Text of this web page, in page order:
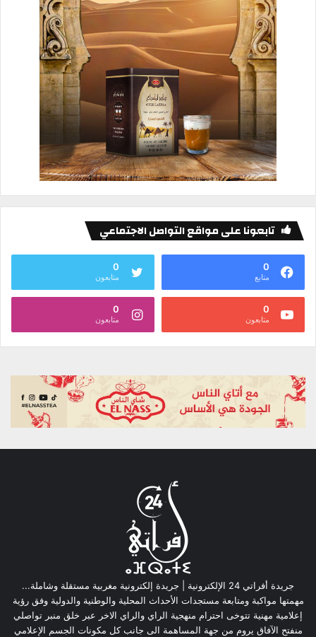
تابعونا على مواقع التواصل الاجتماعي
0
متابع
0
متابعون
0
متابعون
0
متابعون
جريدة أفراتي 24 الإلكترونية | جريدة إلكترونية مغربية مستقلة وشاملة...
مهمتها مواكبة ومتابعة مستجدات الأحداث المحلية والوطنية والدولية وفق رؤية
إعلامية مهنية تتوخى احترام منهجية الراي والراي الاخر عبر خلق منبر تواصلي
منفتح الآفاق يروم من جهة المساهمة الى جانب كل مكونات الجسم الإعلامي